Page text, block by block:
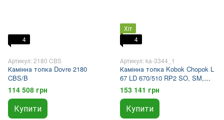
4
Артикул: 2180 CBS
Камінна топка Dovre 2180
CBS/B
114 508 грн
Купити
Хіт
4
Артикул: ka-3344_1
Камінна топка Kobok Chopok L
67 LD 670/510 RP2 SO, SM,
KRO-CH-A/25 4S
153 141 грн
Купити